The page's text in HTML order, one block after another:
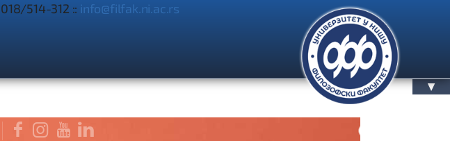
514-312 :: info@filfak.ni.ac.rs
   
▲